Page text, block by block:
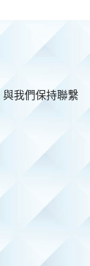
我們保持聯繫